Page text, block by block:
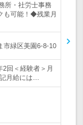
所・社労士事務
も可能！◆残業月
市緑区美園6-8-10
2回＜経験者＞月
月給には…